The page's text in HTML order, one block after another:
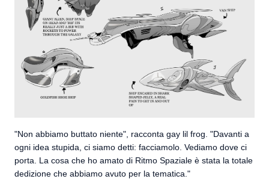
"Non abbiamo buttato niente", racconta gay lil frog. "Davanti a
ogni idea stupida, ci siamo detti: facciamolo. Vediamo dove ci
porta. La cosa che ho amato di Ritmo Spaziale è stata la totale
dedizione che abbiamo avuto per la tematica."